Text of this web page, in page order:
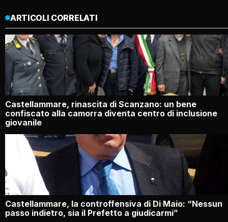
ARTICOLI CORRELATI
Castellammare, rinascita di Scanzano: un bene
confiscato alla camorra diventa centro di inclusione
giovanile
Castellammare, la controffensiva di Di Maio: “Nessun
passo indietro, sia il Prefetto a giudicarmi”